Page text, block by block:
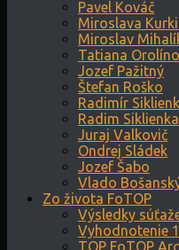
Pavel Kováč
Miroslava
Miroslav
Tatiana
Jozef Pažitný
Štefan Roško
Radimír
Radim
Juraj Valkovič
Ondrej Sládek
Jozef Šabo
Vlado
Zo života FoTOP
Výsledky
Vyhodnotenie
TOP FoTOP